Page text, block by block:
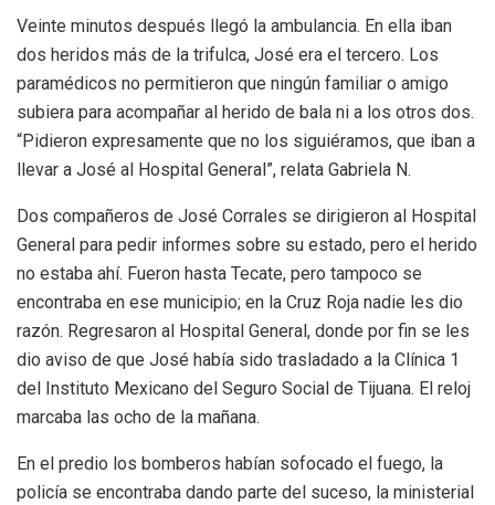
Veinte minutos después llegó la ambulancia. En ella iban
dos heridos más de la trifulca, José era el tercero. Los
paramédicos no permitieron que ningún familiar o amigo
subiera para acompañar al herido de bala ni a los otros dos.
“Pidieron expresamente que no los siguiéramos, que iban a
llevar a José al Hospital General”, relata Gabriela N.
Dos compañeros de José Corrales se dirigieron al Hospital
General para pedir informes sobre su estado, pero el herido
no estaba ahí. Fueron hasta Tecate, pero tampoco se
encontraba en ese municipio; en la Cruz Roja nadie les dio
razón. Regresaron al Hospital General, donde por fin se les
dio aviso de que José había sido trasladado a la Clínica 1
del Instituto Mexicano del Seguro Social de Tijuana. El reloj
marcaba las ocho de la mañana.
En el predio los bomberos habían sofocado el fuego, la
policía se encontraba dando parte del suceso, la ministerial